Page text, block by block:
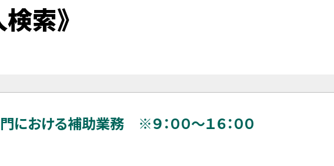
索》
門における補助業務 ※９：００～１６：００